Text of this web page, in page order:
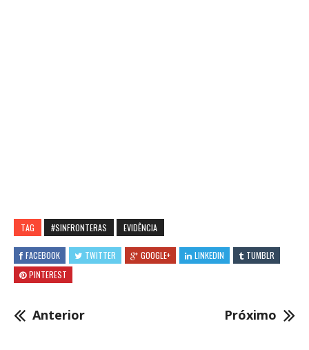
TAG #SINFRONTERAS EVIDÊNCIA
FACEBOOK TWITTER GOOGLE+ LINKEDIN
TUMBLR
PINTEREST
Anterior Próximo